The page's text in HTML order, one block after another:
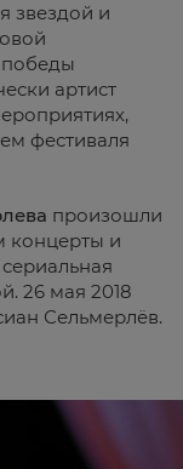
звездой и
победы
артист
фестиваля
произошли
концерты и
26 мая 2018
Сельмерлёв.